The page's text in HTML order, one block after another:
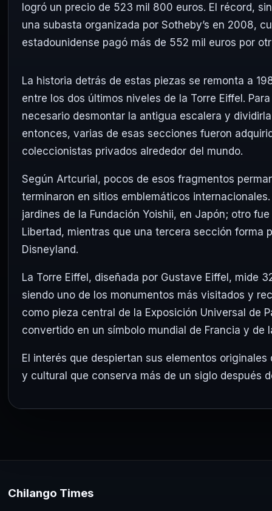
logró un precio de 523 mil 800 euros. El récord,
una subasta organizada por Sotheby’s en 2008,
estadounidense pagó más de 552 mil euros por
La historia detrás de estas piezas se remonta a
entre los dos últimos niveles de la Torre Eiffel.
necesario desmontar la antigua escalera y
entonces, varias de esas secciones fueron
coleccionistas privados alrededor del mundo.
Según Artcurial, pocos de esos fragmentos
terminaron en sitios emblemáticos
jardines de la Fundación Yoishii, en Japón; otro
Libertad, mientras que una tercera sección forma
Disneyland.
La Torre Eiffel, diseñada por Gustave Eiffel, mide
siendo uno de los monumentos más visitados y
como pieza central de la Exposición Universal de
convertido en un símbolo mundial de Francia y de
El interés que despiertan sus elementos
y cultural que conserva más de un siglo después
Chilango Times